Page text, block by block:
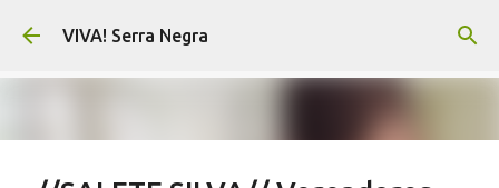
Pular para o conteúdo principal
VIVA! Serra Negra